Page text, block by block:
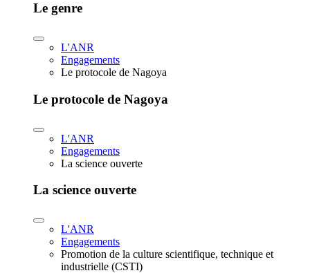
Le genre
L'ANR
Engagements
Le protocole de Nagoya
Le protocole de Nagoya
L'ANR
Engagements
La science ouverte
La science ouverte
L'ANR
Engagements
Promotion de la culture scientifique, technique et
industrielle (CSTI)